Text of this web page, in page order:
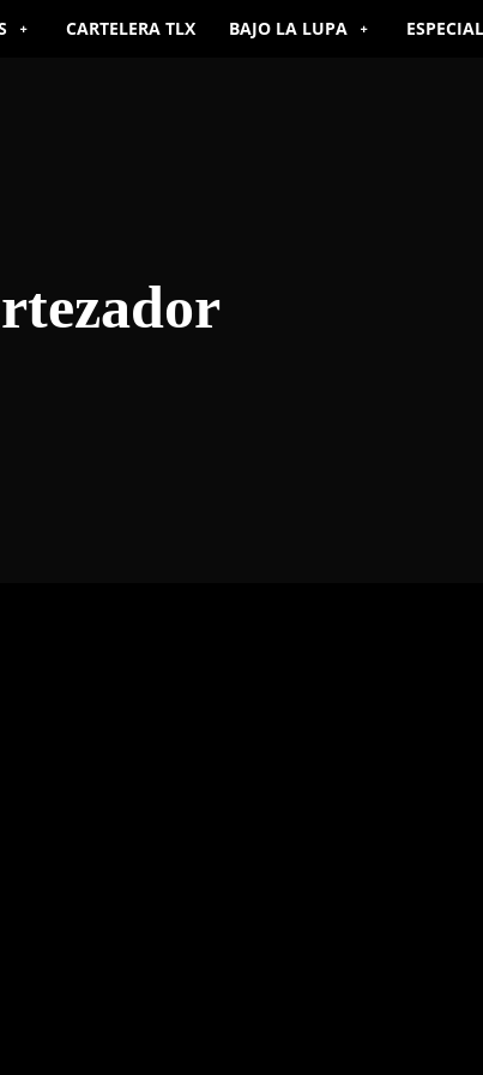
CARTELERA TLX BAJO LA LUPA